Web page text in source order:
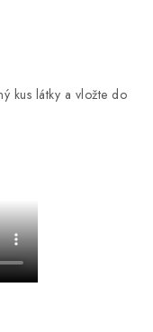
kus látky a vložte do